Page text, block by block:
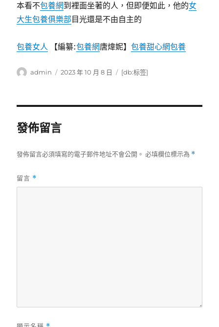
本看不包養網到裡面坐著的人，但即便如此，他的女
大生包養俱樂部 目光還是不由自主的
包養女人 【編纂:包養網唐煒妮】包養甜心網包養
作
admin
發
2023 年 10 月 8 日
標
[db:标签]
發佈留言
發佈留言必須填寫的電子郵件地址不會公開。 必填欄位標示為 *
留言 *